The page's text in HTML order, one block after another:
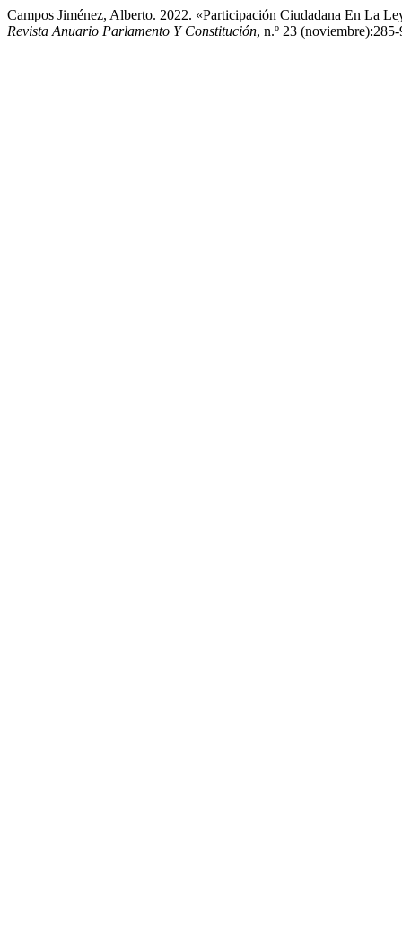
Campos Jiménez, Alberto. 2022. «Participación Ciudadana En La
Revista Anuario Parlamento Y Constitución, n.º 23